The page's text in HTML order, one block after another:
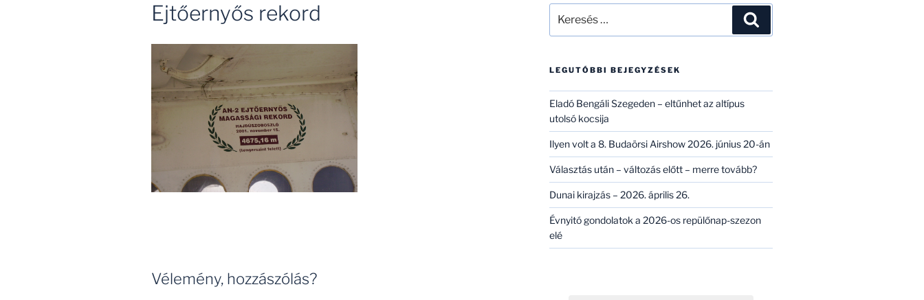
Ejtőernyős rekord
Vélemény, hozzászólás?
következő
LEGUTÓBBI BEJEGYZÉSEK
Eladó Bengáli Szegeden – eltűnhet az altípus
utolsó kocsija
Ilyen volt a 8. Budaörsi Airshow 2026. június 20-án
Választás után – változás előtt – merre tovább?
Dunai kirajzás – 2026. április 26.
Évnyitó gondolatok a 2026-os repülőnap-szezon
elé